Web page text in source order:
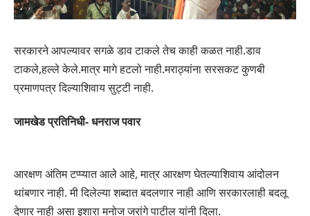
सरकारने आपल्यावर सगळे डाव टाकले तेच काही कळत नाही.डाव
टाकले,हल्ले केले.मात्र मागे हटलो नाही.मराठ्यांना सरसकट कुणबी
प्रमाणपत्र दिल्याशिवाय सुट्टी नाही.
जामखेड प्रतिनिधी- धनराज पवार
आरक्षण अंतिम टप्प्यात आले आहे, मात्र आरक्षण घेतल्याशिवाय आंदोलन
थांबणार नाही. मी दिलेल्या शब्दात बदलणार नाही आणि सरकारलाही बदलू
देणार नाही असा इशारा मनोज जरांगे पाटील यांनी दिला.